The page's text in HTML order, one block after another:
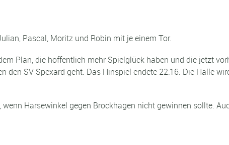
Pascal, Moritz und Robin mit je einem Tor.
Plan, die hoffentlich mehr Spielglück haben und die jetzt
den SV Spexard geht. Das Hinspiel endete 22:16. Die Halle
Harsewinkel gegen Brockhagen nicht gewinnen sollte.